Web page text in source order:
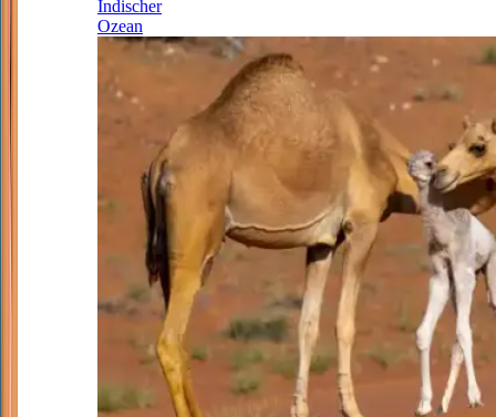
Indischer
Ozean